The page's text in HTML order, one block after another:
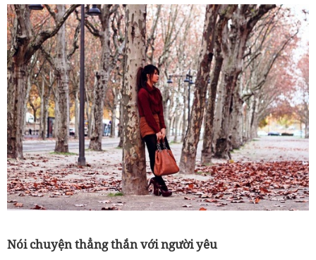
Nói chuyện thẳng thắn với người yêu